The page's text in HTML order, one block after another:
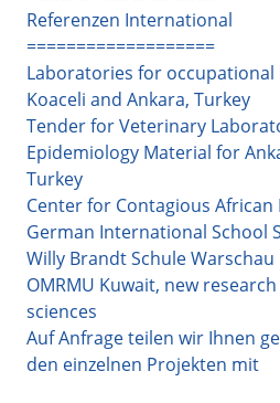
Referenzen International
===================
Laboratories for occupational
Koaceli and Ankara, Turkey
Tender for Veterinary
Epidemiology Material for
Turkey
Center for Contagious African
German International School
Willy Brandt Schule Warschau
OMRMU Kuwait, new
sciences
Auf Anfrage teilen wir Ihnen
den einzelnen Projekten mit